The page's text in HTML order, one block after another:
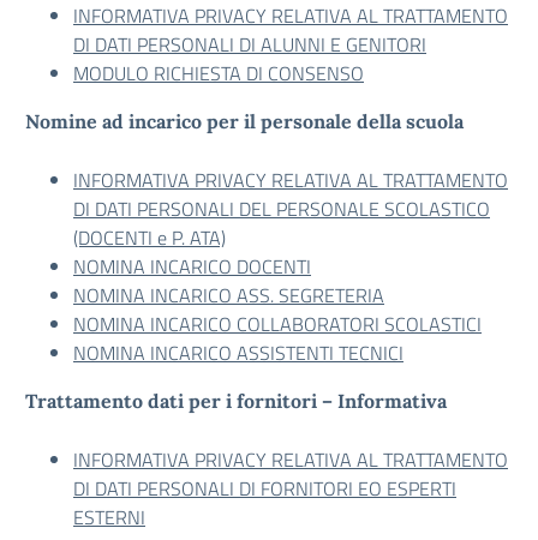
INFORMATIVA PRIVACY RELATIVA AL TRATTAMENTO
DI DATI PERSONALI DI ALUNNI E GENITORI
MODULO RICHIESTA DI CONSENSO
Nomine ad incarico per il personale della scuola
INFORMATIVA PRIVACY RELATIVA AL TRATTAMENTO
DI DATI PERSONALI DEL PERSONALE SCOLASTICO
(DOCENTI e P. ATA)
NOMINA INCARICO DOCENTI
NOMINA INCARICO ASS. SEGRETERIA
NOMINA INCARICO COLLABORATORI SCOLASTICI
NOMINA INCARICO ASSISTENTI TECNICI
Trattamento dati per i fornitori – Informativa
INFORMATIVA PRIVACY RELATIVA AL TRATTAMENTO
DI DATI PERSONALI DI FORNITORI EO ESPERTI
ESTERNI